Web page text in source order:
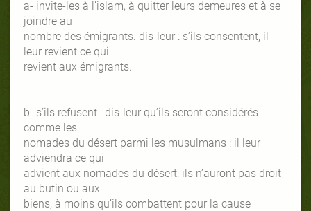
a- invite-les à l’islam, à quitter leurs demeures et à se
joindre au
nombre des émigrants. dis-leur : s’ils consentent, il
leur revient ce qui
revient aux émigrants.
b- s’ils refusent : dis-leur qu’ils seront considérés
comme les
nomades du désert parmi les musulmans : il leur
adviendra ce qui
advient aux nomades du désert, ils n’auront pas droit
au butin ou aux
biens, à moins qu’ils combattent pour la cause